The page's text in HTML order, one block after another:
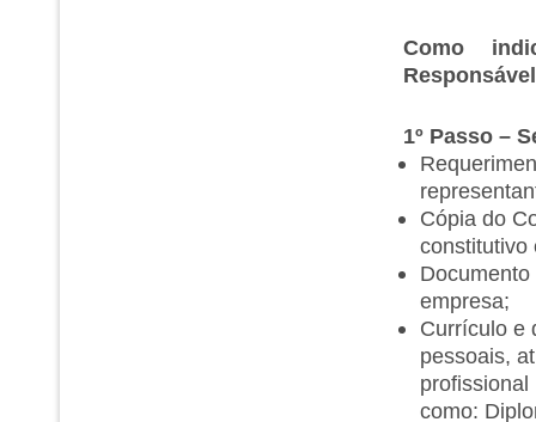
Como
1º Passo –
Cópia do
constitutivo
empresa;
Currículo e
pessoais,
como: